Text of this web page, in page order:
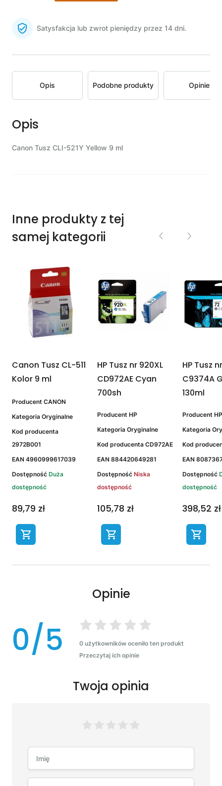
Satysfakcja lub zwrot pieniędzy przez 14 dni.
Opis Podobne produkty Opinie
Opis
Canon Tusz CLI-521Y Yellow 9 ml
Inne produkty z tej
samej kategorii
Canon Tusz CL-511
Kolor 9 ml
Producent CANON
Kategoria Oryginalne
Kod producenta
2972B001
EAN 4960999617039
Dostępność Duża
dostępność
89,79 zł
HP Tusz nr 920XL
CD972AE Cyan
700sh
Producent HP
Kategoria Oryginalne
Kod producenta CD972AE
EAN 884420649281
Dostępność Niska
dostępność
105,78 zł
HP Tusz
C9374A
130ml
Producent HP
Kategoria
Kod
EAN
Dostępność
dostępność
398,52 zł
Opinie
0/5
0 użytkowników oceniło ten produkt
Przeczytaj ich opinie
Twoja opinia